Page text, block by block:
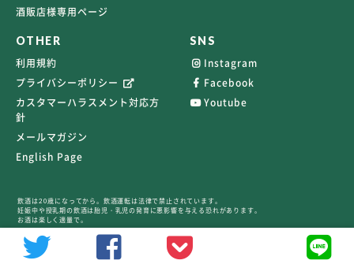
酒販店様専用ページ
OTHER
利用規約
プライバシーポリシー
カスタマーハラスメント対応方
針
メールマガジン
English Page
SNS
Instagram
Facebook
Youtube
飲酒は20歳になってから。飲酒運転は法律で禁止されています。
妊娠中や授乳期の飲酒は胎児・乳児の発育に悪影響を与える恐れがあります。
お酒は楽しく適量で。
©2026 TERRAVERT ALL RIGHTS RESERVED.